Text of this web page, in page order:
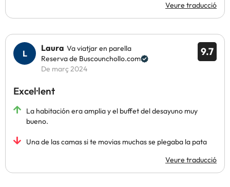
Veure traducció
9.7
Laura Va viatjar en parella
Reserva de Buscounchollo.com
De març 2024
Excel·lent
La habitación era amplia y el buffet del desayuno muy
bueno.
Una de las camas si te movias muchas se plegaba la pata
Veure traducció